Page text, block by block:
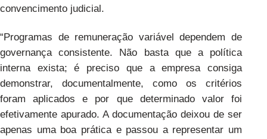
convencimento judicial.
“Programas de remuneração variável dependem de
governança consistente. Não basta que a política
interna exista; é preciso que a empresa consiga
demonstrar, documentalmente, como os critérios
foram aplicados e por que determinado valor foi
efetivamente apurado. A documentação deixou de ser
apenas uma boa prática e passou a representar um